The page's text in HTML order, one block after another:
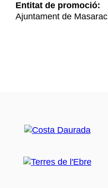
Entitat de promoció:
Ajuntament de Masarac